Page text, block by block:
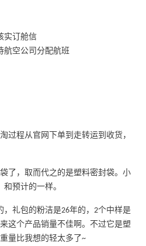
实订舱信
航空公司分配航班
过程从官网下单到走转运到收货，
了，取而代之的是塑料密封袋。小
预计的一样。
礼包的粉洁是26年的，2个中样是
这个产品销量不佳啊。不过它是塑
量比我想的轻太多了~